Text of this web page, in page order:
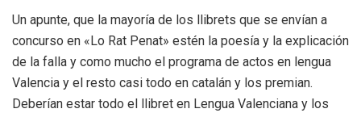
Un apunte, que la mayoría de los llibrets que se envían a
concurso en «Lo Rat Penat» estén la poesía y la explicación
de la falla y como mucho el programa de actos en lengua
Valencia y el resto casi todo en catalán y los premian.
Deberían estar todo el llibret en Lengua Valenciana y los